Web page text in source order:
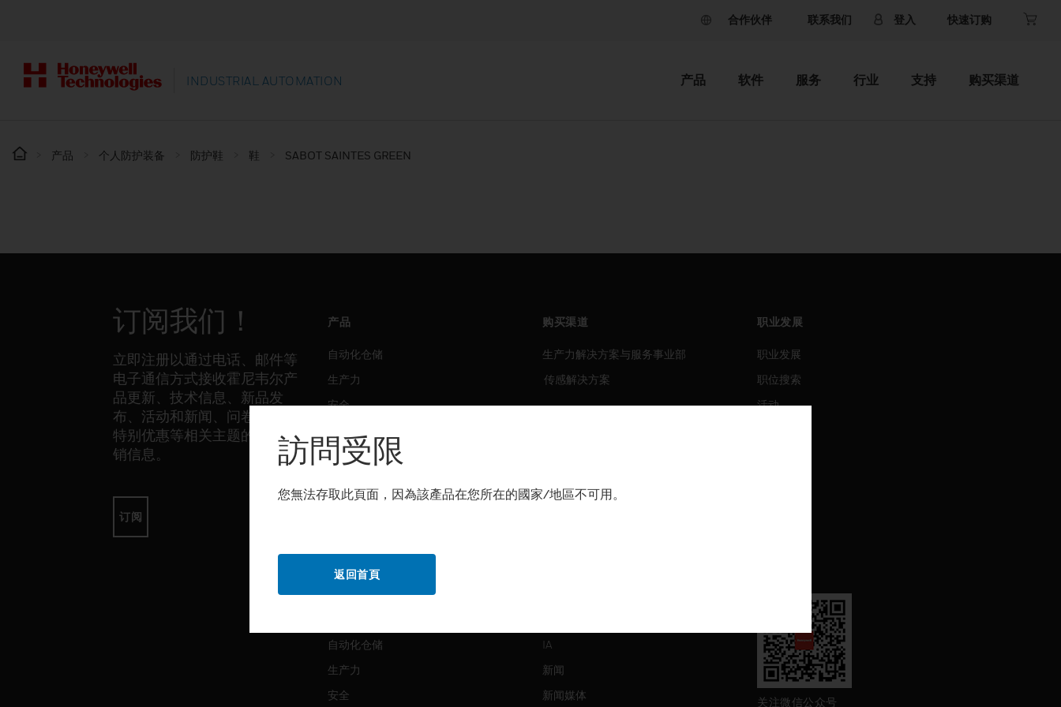
合作伙伴 联系我们 登入 快速订购
INDUSTRIAL AUTOMATION 产品 软件 服务 行业 支持 购买渠道
产品 个人防护装备 防护鞋 鞋 SABOT SAINTES GREEN
订阅我们！
立即注册以通过电话、邮件等
电子通信方式接收霍尼韦尔产
品更新、技术信息、新品发
布、活动和新闻、问卷调查、
特别优惠等相关主题的独家营
销信息。
订阅
产品
自动化仓储
生产力
安全
自动化仓储
生产力
安全
购买渠道
生产力解决方案与服务事业部
传感解决方案
生产力
IA
新闻
新闻媒体
职业发展
职业发展
职位搜索
活动
关注微信公众号
訪問受限
您無法存取此頁面，因為該產品在您所在的國家/地區不可用。
返回首頁